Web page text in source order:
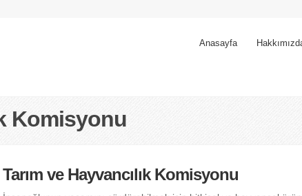
Anasayfa
Komisyonu
Tarım ve Hayvancılık Komisyonu